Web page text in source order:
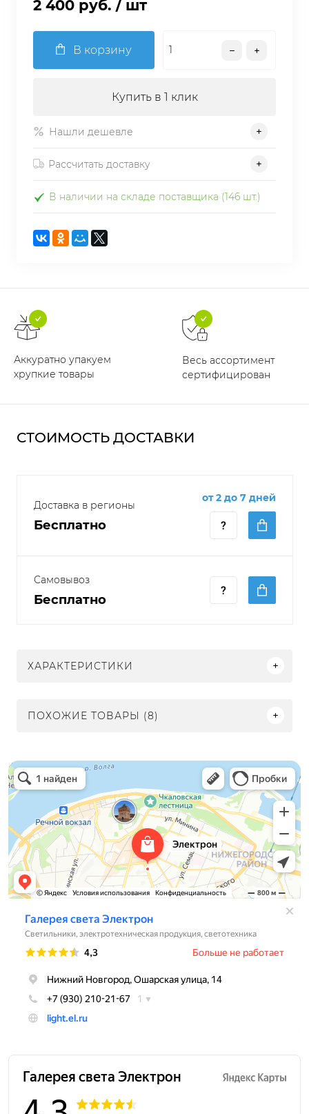
2 400 руб. / шт
В корзину
Купить в 1 клик
Нашли дешевле
Рассчитать доставку
В наличии на складе поставщика (146 шт.)
Аккуратно упакуем
хрупкие товары
Весь ассортимент
сертифицирован
СТОИМОСТЬ ДОСТАВКИ
Доставка в регионы
Бесплатно
от 2 до 7 дней
Самовывоз
Бесплатно
ХАРАКТЕРИСТИКИ
ПОХОЖИЕ ТОВАРЫ (8)
Электрон
Светильники в Нижнем Новгороде
Электротехническая продукция в Нижнем Новгороде